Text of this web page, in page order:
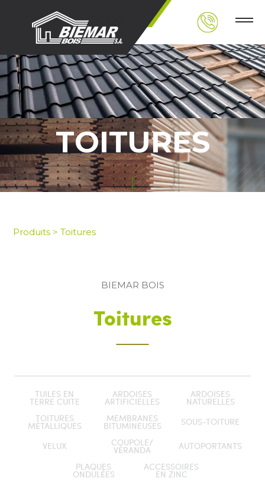
TOITURES
Produits >Toitures
BIEMAR BOIS
Toitures
TUILES EN
TERRE CUITE
ARDOISES
ARTIFICIELLES
ARDOISES
NATURELLES
TOITURES
MÉTALLIQUES
MEMBRANES
BITUMINEUSES SOUS-TOITURE
VELUX COUPOLE/
VÉRANDA
AUTOPORTANTS
PLAQUES
ONDULÉES
ACCESSOIRES
EN ZINC